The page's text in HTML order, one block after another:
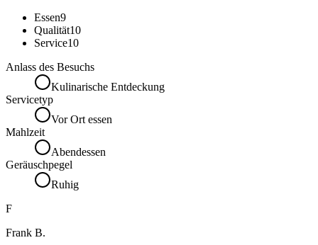
Essen9
Qualität10
Service10
Anlass des Besuchs
Kulinarische Entdeckung
Servicetyp
Vor Ort essen
Mahlzeit
Abendessen
Geräuschpegel
Ruhig
F
Frank B.